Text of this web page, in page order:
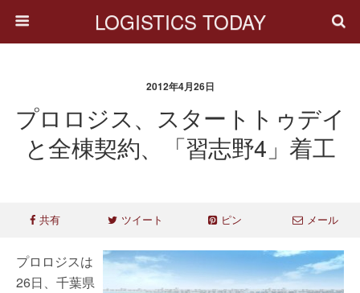
LOGISTICS TODAY
2012年4月26日
プロロジス、スタートトゥデイ
と全棟契約、「習志野4」着工
共有 ツイート ピン メール
プロロジスは
26日、千葉県